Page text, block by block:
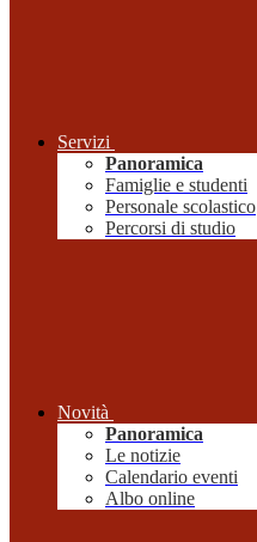
Servizi
Panoramica
Famiglie e studenti
Personale scolastico
Percorsi di studio
Novità
Panoramica
Le notizie
Calendario eventi
Albo online